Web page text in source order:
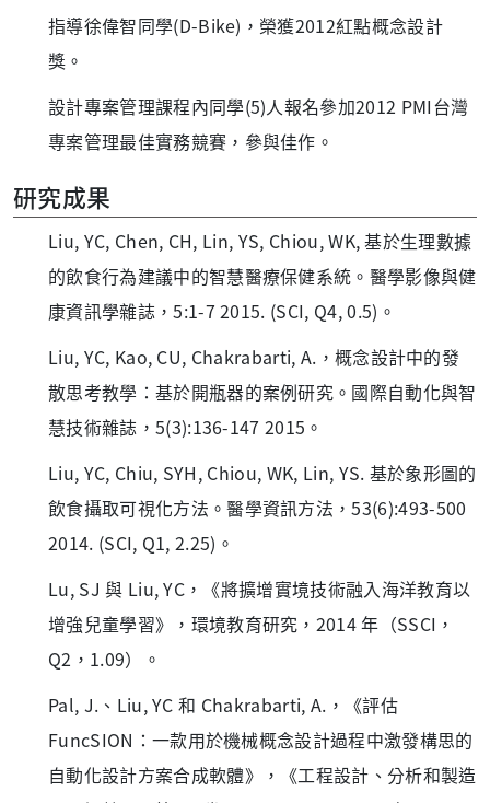
指導徐偉智同學(D-Bike)，榮獲2012紅點概念設計
獎。
設計專案管理課程內同學(5)人報名參加2012 PMI台灣
專案管理最佳實務競賽，參與佳作。
研究成果
Liu, YC, Chen, CH, Lin, YS, Chiou, WK, 基於生理數據
的飲食行為建議中的智慧醫療保健系統。醫學影像與健
康資訊學雜誌，5:1-7 2015. (SCI, Q4, 0.5)。
Liu, YC, Kao, CU, Chakrabarti, A.，概念設計中的發
散思考教學：基於開瓶器的案例研究。國際自動化與智
慧技術雜誌，5(3):136-147 2015。
Liu, YC, Chiu, SYH, Chiou, WK, Lin, YS. 基於象形圖的
飲食攝取可視化方法。醫學資訊方法，53(6):493-500
2014. (SCI, Q1, 2.25)。
Lu, SJ 與 Liu, YC，《將擴增實境技術融入海洋教育以
增強兒童學習》，環境教育研究，2014 年（SSCI，
Q2，1.09）。
Pal, J.、Liu, YC 和 Chakrabarti, A.，《評估
FuncSION：一款用於機械概念設計過程中激發構思的
自動化設計方案合成軟體》，《工程設計、分析和製造